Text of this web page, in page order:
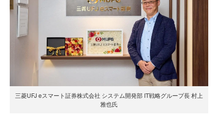
三菱UFJ eスマート証券株式会社 システム開発部 IT戦略グループ長 村上
雅也氏